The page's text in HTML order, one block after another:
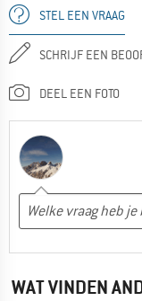
STEL EEN VRAAG
SCHRIJF EEN
DEEL EEN FOTO
WAT VINDEN